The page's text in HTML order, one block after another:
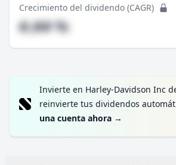
Crecimiento del dividendo (CAGR)
#,## %
Invierte en Harley-Davidson Inc
reinvierte tus dividendos
una cuenta ahora →